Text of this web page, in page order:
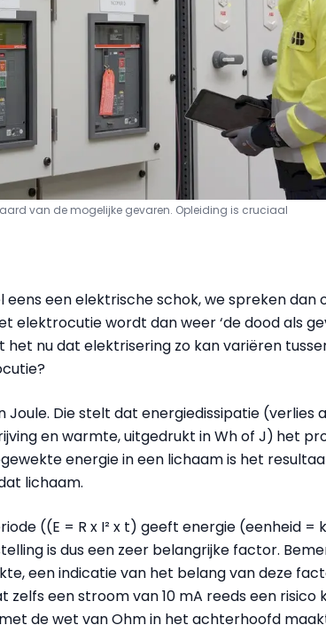
van de mogelijke gevaren. Opleiding is cruciaal
een elektrische schok, we spreken dan
elektrocutie wordt dan weer ‘de dood als
het nu dat elektrisering zo kan variëren
Die stelt dat energiedissipatie (verlies
en warmte, uitgedrukt in Wh of J) het
energie in een lichaam is het
lichaam.
((E = R x I² x t) geeft energie (eenheid =
is dus een zeer belangrijke factor.
een indicatie van het belang van deze
een stroom van 10 mA reeds een risico
de wet van Ohm in het achterhoofd